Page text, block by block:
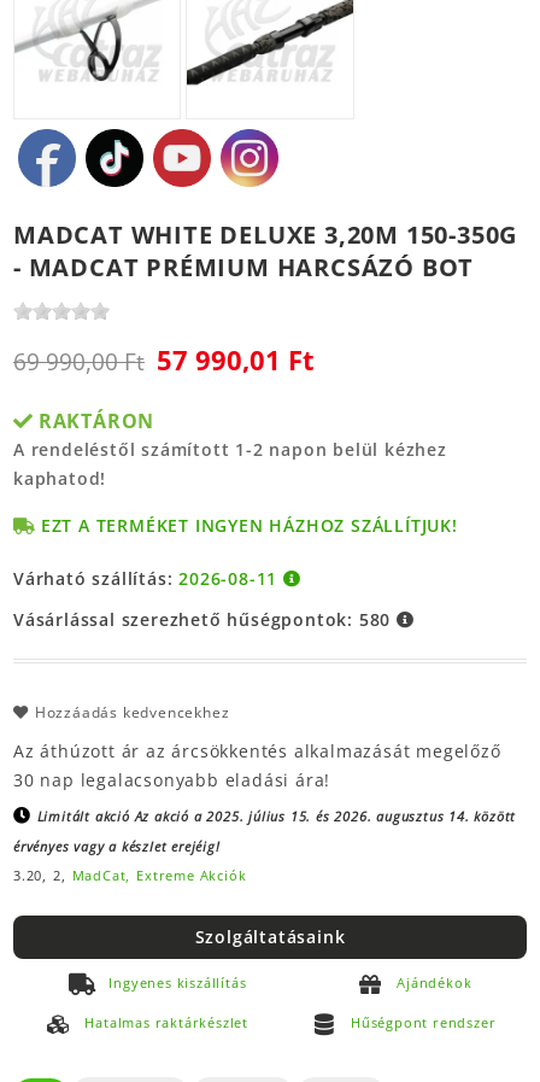
MADCAT WHITE DELUXE 3,20M 150-350G
- MADCAT PRÉMIUM HARCSÁZÓ BOT
69 990,00 Ft 57 990,01 Ft
RAKTÁRON
A rendeléstől számított 1-2 napon belül kézhez
kaphatod!
EZT A TERMÉKET INGYEN HÁZHOZ SZÁLLÍTJUK!
Várható szállítás:2026-08-11
Vásárlással szerezhető hűségpontok: 580
Hozzáadás kedvencekhez
Az áthúzott ár az árcsökkentés alkalmazását megelőző
30 nap legalacsonyabb eladási ára!
Limitált akcióAz akció a 2025. július 15. és 2026. augusztus 14. között
érvényes vagy a készlet erejéig!
3.20, 2, MadCat, Extreme Akciók
Szolgáltatásaink
Ingyenes kiszállítás Ajándékok
Hatalmas raktárkészlet Hűségpont rendszer